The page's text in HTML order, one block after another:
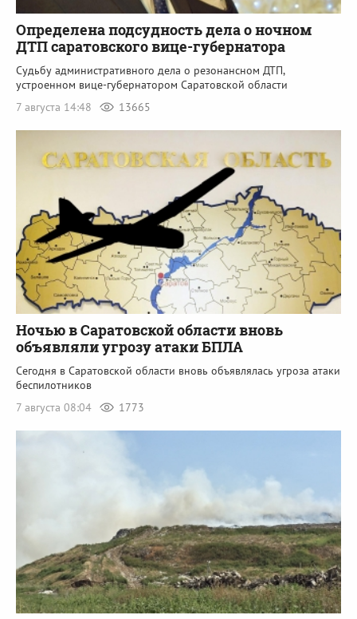
Определена подсудность дела о ночном
ДТП саратовского вице-губернатора
Судьбу административного дела о резонансном ДТП,
устроенном вице-губернатором Саратовской области
7 августа 14:48
13665
Ночью в Саратовской области вновь
объявляли угрозу атаки БПЛА
Сегодня в Саратовской области вновь объявлялась угроза атаки
беспилотников
7 августа 08:04
1773